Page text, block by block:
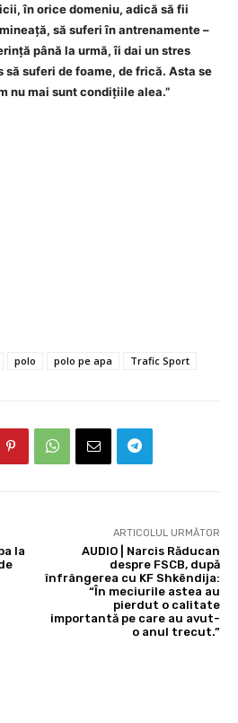
în orice domeniu, adică să fii
să suferi în antrenamente –
până la urmă, îi dai un stres
suferi de foame, de frică. Asta se
nu mai sunt condițiile alea.”
polo polo pe apa Trafic Sport
la
ARTICOLUL URMĂTOR
AUDIO | Narcis Răducan
despre FSCB, după
înfrângerea cu KF Shkëndija:
“În meciurile astea au
pierdut o calitate
importantă pe care au avut-
o anul trecut.”